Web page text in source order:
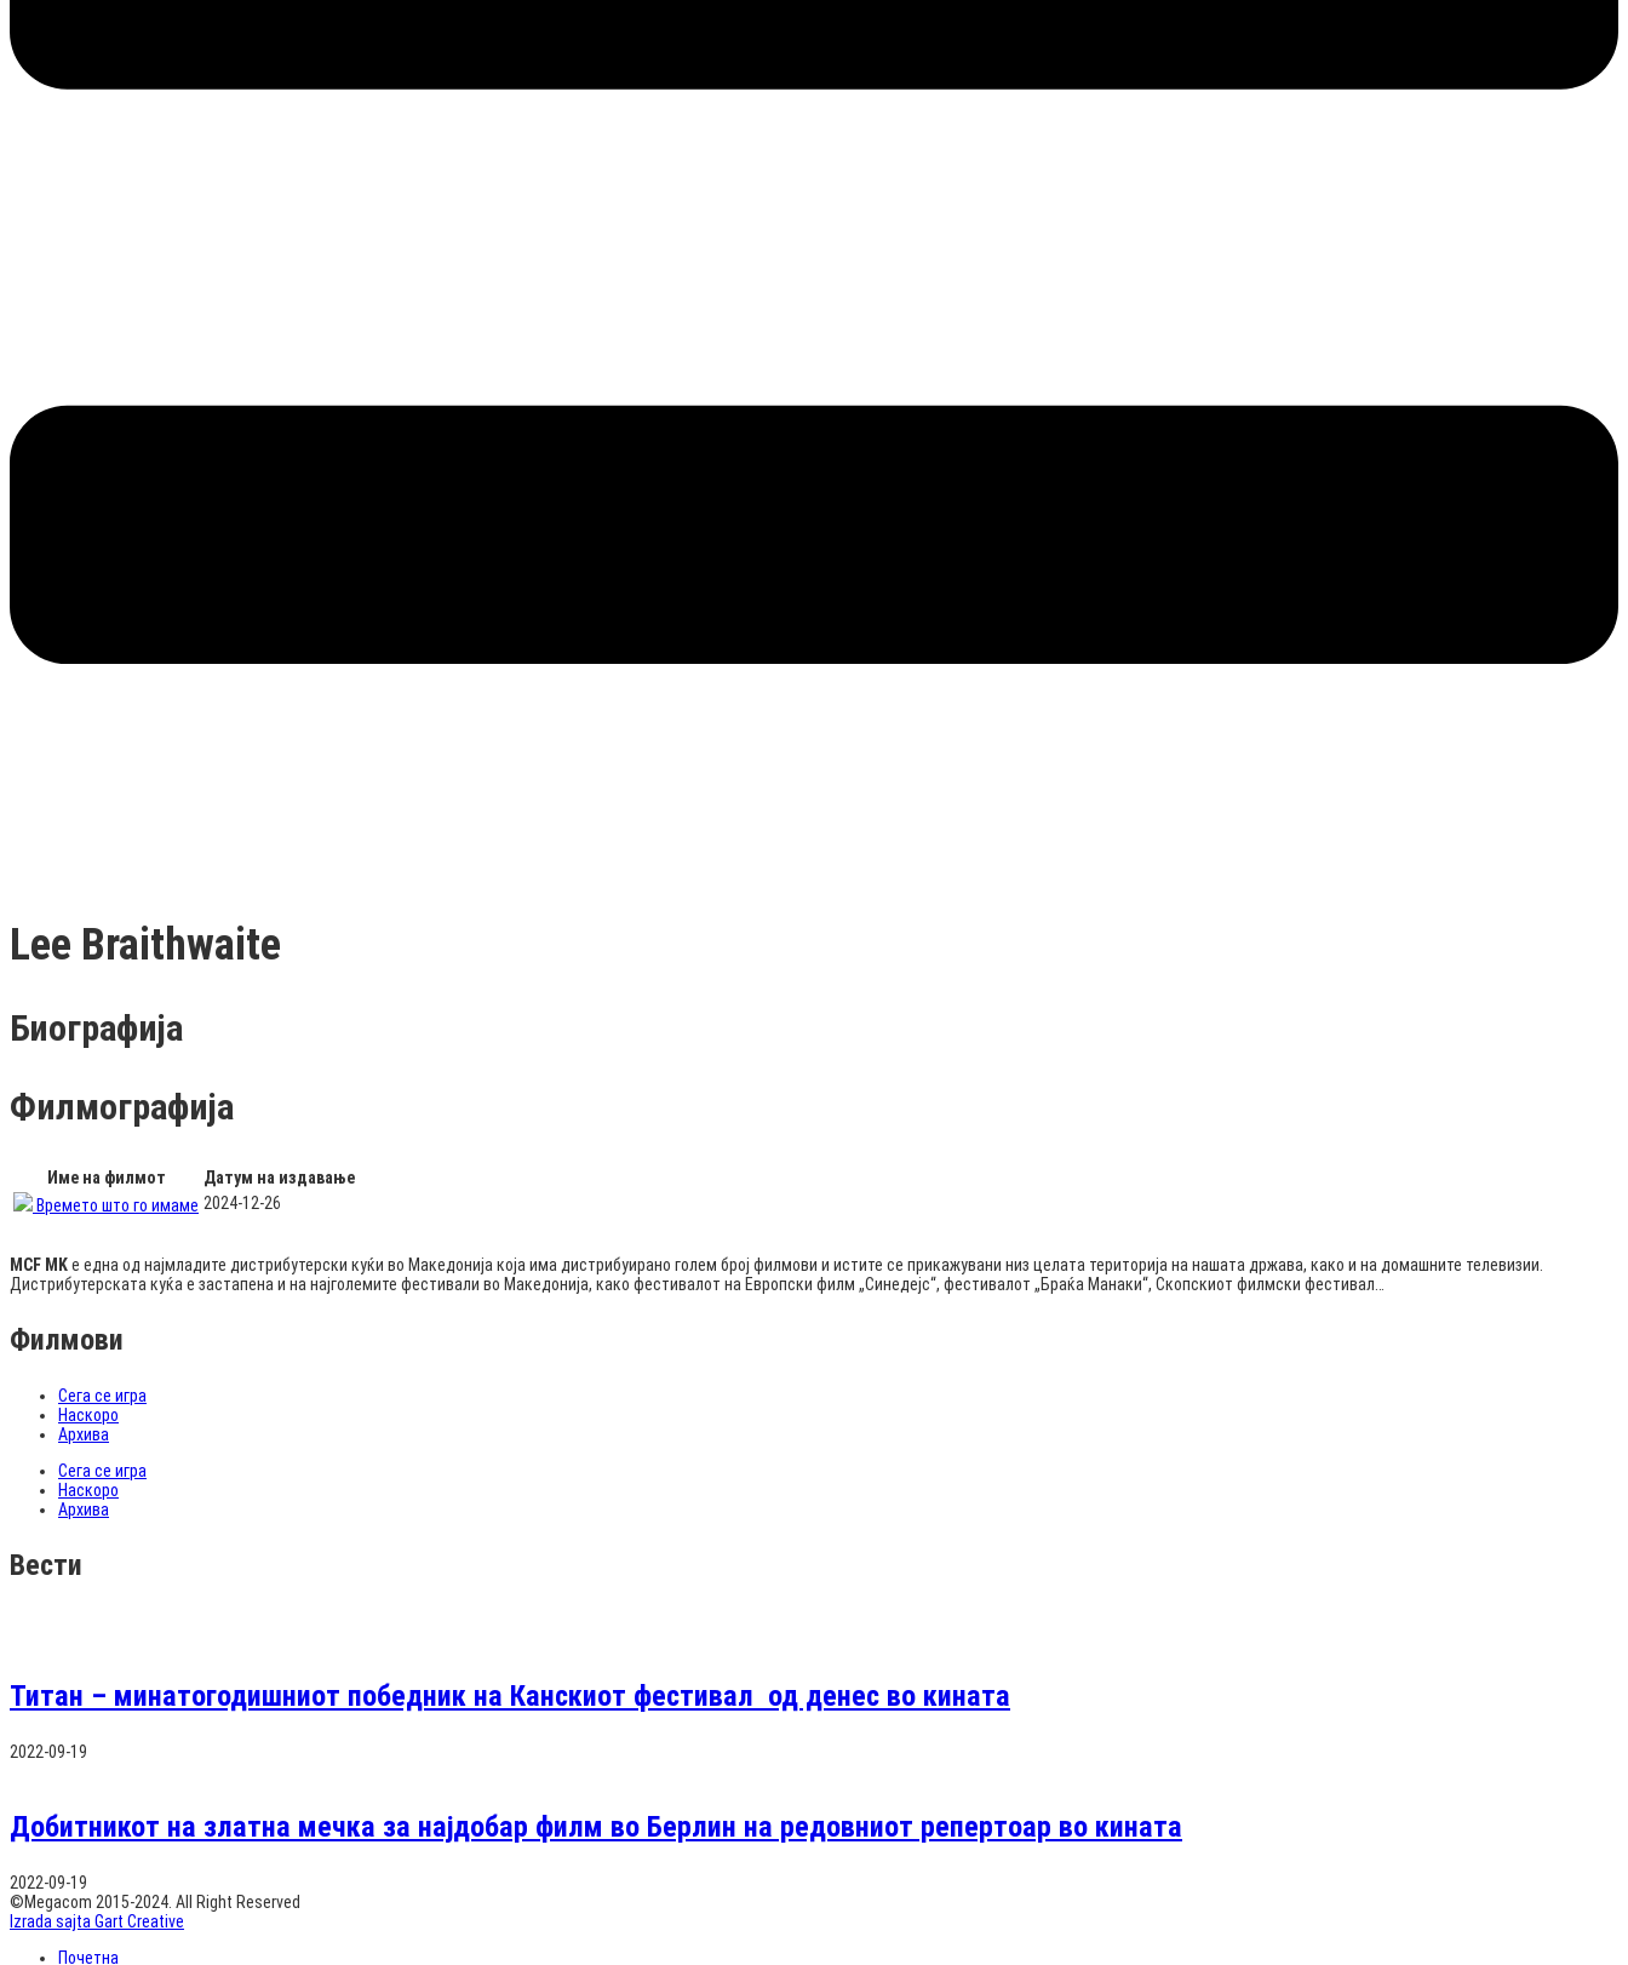
Lee Braithwaite
Биографија
Филмографија
Име на филмот
Датум на издавање
Времето што го имаме 2024-12-26
MCF MKе една од најмладите дистрибутерски куќи во Македонија која има дистрибуирано голем број филмови и истите се прикажувани низ целата територија на нашата држава, како и на домашните телевизии.
Дистрибутерската куќа е застапена и на најголемите фестивали во Македонија, како фестивалот на Европски филм „Синедејс“, фестивалот „Браќа Манаки“, Скопскиот филмски фестивал…
Филмови
Сега се игра
Наскоро
Архива
Сега се игра
Наскоро
Архива
Вести
Титан – минатогодишниот победник на Канскиот фестивал од денес во кината
2022-09-19
Добитникот на златна мечка за најдобар филм во Берлин на редовниот репертоар во кината
2022-09-19
©Megacom 2015-2024. All Right Reserved
Izrada sajta Gart Creative
Почетна